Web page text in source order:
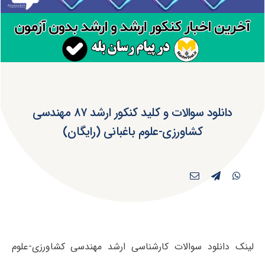
دانلود سوالات و کلید کنکور ارشد ۸۷ مهندسی
کشاورزی-علوم باغبانی (رایگان)
لینک دانلود سوالات کارشناسی ارشد مهندسی کشاورزی-علوم